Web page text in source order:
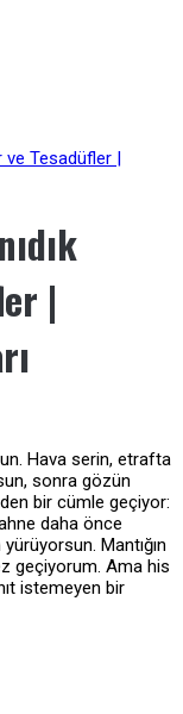
ve Tesadüfler |
|
Hava serin, etrafta
sonra gözün
bir cümle geçiyor:
daha önce
Mantığın
geçiyorum. Ama his
istemeyen bir